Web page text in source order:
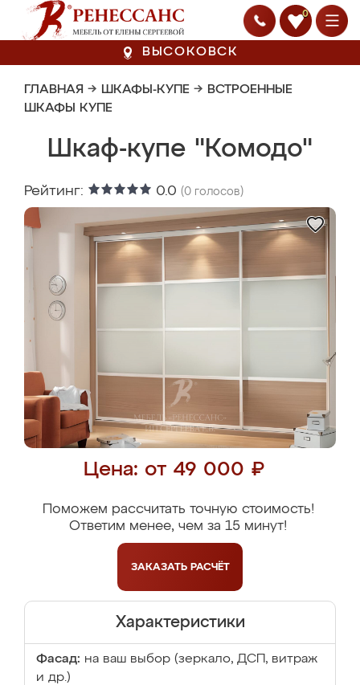
0
ВЫСОКОВСК
ГЛАВНАЯ → ШКАФЫ-КУПЕ → ВСТРОЕННЫЕ
ШКАФЫ КУПЕ
Шкаф-купе "Комодо"
Рейтинг: 0.0 (0 голосов)
Цена: от 49 000 ₽
Поможем рассчитать точную стоимость!
Ответим менее, чем за 15 минут!
ЗАКАЗАТЬ РАСЧЁТ
Характеристики
Фасад: на ваш выбор (зеркало, ДСП, витраж
и др.)